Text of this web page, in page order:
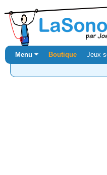
Menu ⏷ Boutique Jeux